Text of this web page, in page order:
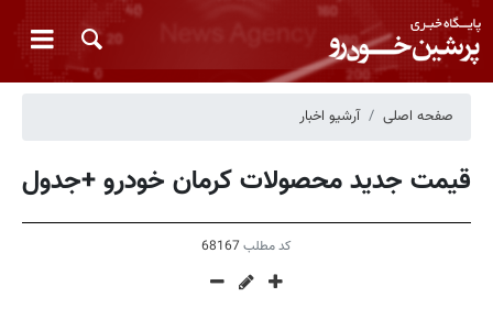
صفحه اصلی آرشیو اخبار
قیمت‌ جدید محصولات کرمان خودرو +جدول
کد مطلب 68167